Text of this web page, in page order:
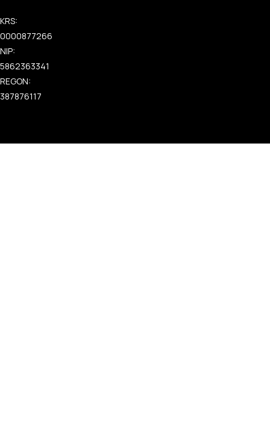
KRS:
0000877266
NIP:
5862363341
REGON:
387876117